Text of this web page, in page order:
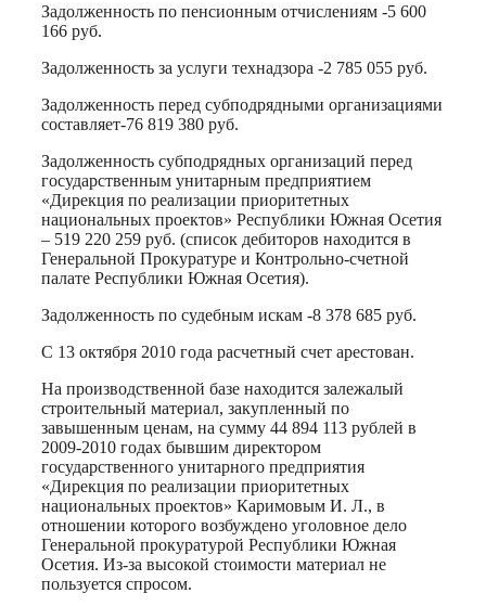
Задолженность по пенсионным отчислениям -5 600
166 руб.
Задолженность за услуги технадзора -2 785 055 руб.
Задолженность перед субподрядными организациями
составляет-76 819 380 руб.
Задолженность субподрядных организаций перед
государственным унитарным предприятием
«Дирекция по реализации приоритетных
национальных проектов» Республики Южная Осетия
– 519 220 259 руб. (список дебиторов находится в
Генеральной Прокуратуре и Контрольно-счетной
палате Республики Южная Осетия).
Задолженность по судебным искам -8 378 685 руб.
С 13 октября 2010 года расчетный счет арестован.
На производственной базе находится залежалый
строительный материал, закупленный по
завышенным ценам, на сумму 44 894 113 рублей в
2009-2010 годах бывшим директором
государственного унитарного предприятия
«Дирекция по реализации приоритетных
национальных проектов» Каримовым И. Л., в
отношении которого возбуждено уголовное дело
Генеральной прокуратурой Республики Южная
Осетия. Из-за высокой стоимости материал не
пользуется спросом.